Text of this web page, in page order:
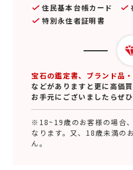
住民基本台帳カード
特別永住者証明書
宝石の鑑定書、ブランド品
などがありますと更に高価買
お手元にございましたらぜ
※18~19歳のお客様の場合
なります。又、18歳未満の
ん。